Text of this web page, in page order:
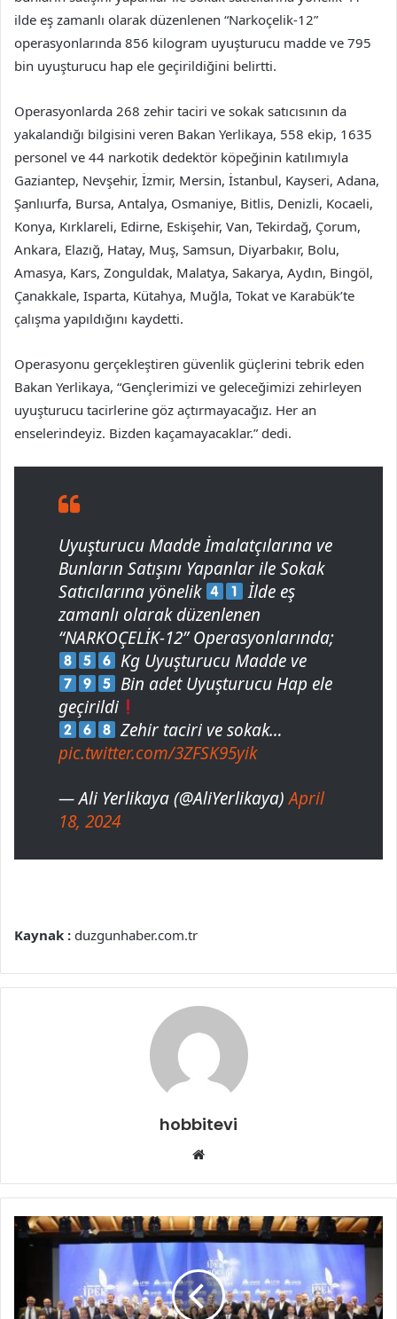
ilde eş zamanlı olarak düzenlenen “Narkoçelik-12”
operasyonlarında 856 kilogram uyuşturucu madde ve 795
bin uyuşturucu hap ele geçirildiğini belirtti.
Operasyonlarda 268 zehir taciri ve sokak satıcısının da
yakalandığı bilgisini veren Bakan Yerlikaya, 558 ekip, 1635
personel ve 44 narkotik dedektör köpeğinin katılımıyla
Gaziantep, Nevşehir, İzmir, Mersin, İstanbul, Kayseri, Adana,
Şanlıurfa, Bursa, Antalya, Osmaniye, Bitlis, Denizli, Kocaeli,
Konya, Kırklareli, Edirne, Eskişehir, Van, Tekirdağ, Çorum,
Ankara, Elazığ, Hatay, Muş, Samsun, Diyarbakır, Bolu,
Amasya, Kars, Zonguldak, Malatya, Sakarya, Aydın, Bingöl,
Çanakkale, Isparta, Kütahya, Muğla, Tokat ve Karabük’te
çalışma yapıldığını kaydetti.
Operasyonu gerçekleştiren güvenlik güçlerini tebrik eden
Bakan Yerlikaya, “Gençlerimizi ve geleceğimizi zehirleyen
uyuşturucu tacirlerine göz açtırmayacağız. Her an
enselerindeyiz. Bizden kaçamayacaklar.” dedi.
Uyuşturucu Madde İmalatçılarına ve
Bunların Satışını Yapanlar ile Sokak
Satıcılarına yönelik
İlde eş
zamanlı olarak düzenlenen
“NARKOÇELİK-12” Operasyonlarında;
Kg Uyuşturucu Madde ve
Bin adet Uyuşturucu Hap ele
geçirildi
Zehir taciri ve sokak…
pic.twitter.com/3ZFSK95yik
— Ali Yerlikaya (@AliYerlikaya)April
18, 2024
Kaynak : duzgunhaber.com.tr
hobbitevi
Web